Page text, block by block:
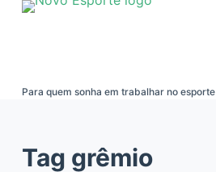
Pular
Para quem sonha em trabalhar no esporte
Tag grêmio